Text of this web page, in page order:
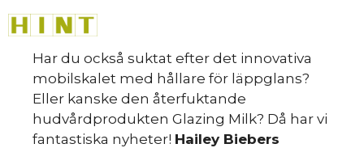
till
innehåll
Har du också suktat efter det innovativa
mobilskalet med hållare för läppglans?
Eller kanske den återfuktande
hudvårdprodukten Glazing Milk? Då har vi
fantastiska nyheter! Hailey Biebers
HINT»